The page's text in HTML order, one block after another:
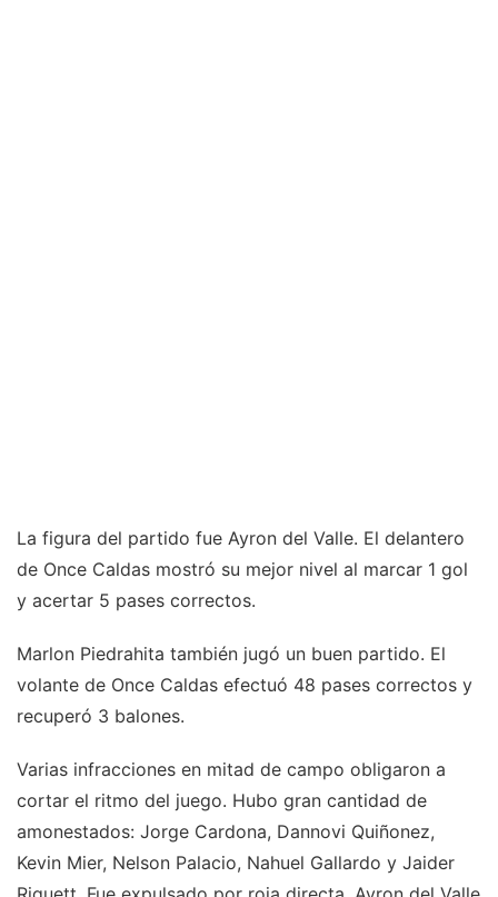
La figura del partido fue Ayron del Valle. El delantero
de Once Caldas mostró su mejor nivel al marcar 1 gol
y acertar 5 pases correctos.
Marlon Piedrahita también jugó un buen partido. El
volante de Once Caldas efectuó 48 pases correctos y
recuperó 3 balones.
Varias infracciones en mitad de campo obligaron a
cortar el ritmo del juego. Hubo gran cantidad de
amonestados: Jorge Cardona, Dannovi Quiñonez,
Kevin Mier, Nelson Palacio, Nahuel Gallardo y Jaider